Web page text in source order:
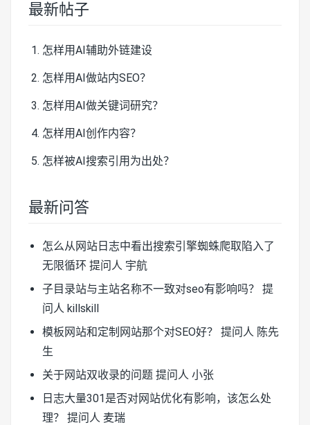
最新帖子
怎样用AI辅助外链建设
怎样用AI做站内SEO？
怎样用AI做关键词研究？
怎样用AI创作内容？
怎样被AI搜索引用为出处？
最新问答
怎么从网站日志中看出搜索引擎蜘蛛爬取陷入了
无限循环 提问人 宇航
子目录站与主站名称不一致对seo有影响吗？
提
问人 killskill
模板网站和定制网站那个对SEO好？
提问人 陈先
生
关于网站双收录的问题 提问人 小张
日志大量301是否对网站优化有影响，该怎么处
理？
提问人 麦瑞